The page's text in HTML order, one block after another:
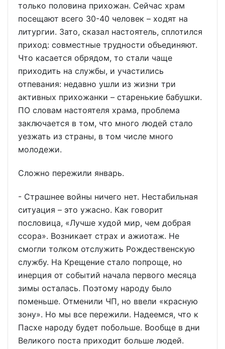
только половина прихожан. Сейчас храм
посещают всего 30-40 человек – ходят на
литургии. Зато, сказал настоятель, сплотился
приход: совместные трудности объединяют.
Что касается обрядом, то стали чаще
приходить на службы, и участились
отпевания: недавно ушли из жизни три
активных прихожанки – старенькие бабушки.
ПО словам настоятеля храма, проблема
заключается в том, что много людей стало
уезжать из страны, в том числе много
молодежи.
Сложно пережили январь.
- Страшнее войны ничего нет. Нестабильная
ситуация – это ужасно. Как говорит
пословица, «Лучше худой мир, чем добрая
ссора». Возникает страх и ажиотаж. Не
смогли толком отслужить Рождественскую
службу. На Крещение стало попроще, но
инерция от событий начала первого месяца
зимы осталась. Поэтому народу было
поменьше. Отменили ЧП, но ввели «красную
зону». Но мы все пережили. Надеемся, что к
Пасхе народу будет побольше. Вообще в дни
Великого поста приходит больше людей.